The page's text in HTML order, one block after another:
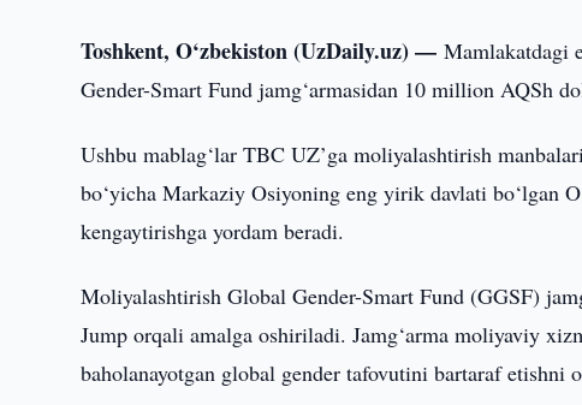
Toshkent, O‘zbekiston (UzDaily.uz) —Mamlakatdagi
Gender-Smart Fund jamg‘armasidan 10 million AQSh
Ushbu mablag‘lar TBC UZ’ga moliyalashtirish
bo‘yicha Markaziy Osiyoning eng yirik davlati bo‘lgan
kengaytirishga yordam beradi.
Moliyalashtirish Global Gender-Smart Fund (GGSF)
Jump orqali amalga oshiriladi. Jamg‘arma moliyaviy
baholanayotgan global gender tafovutini bartaraf etishni